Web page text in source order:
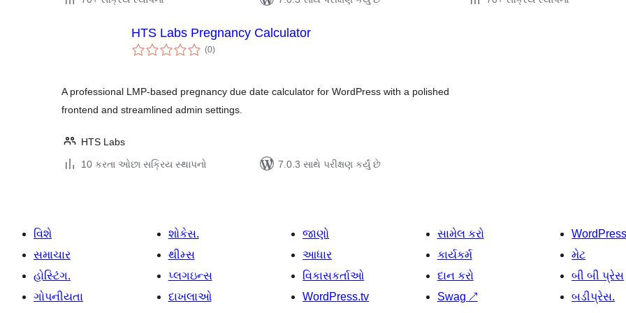
HTS Labs Pregnancy Calculator
(0કુલ
રેટિંગ્સ
)
A professional LMP-based pregnancy due date calculator for WordPress with a polished
frontend and streamlined admin settings.
HTS Labs
10 કરતા ઓછા સક્રિય સ્થાપનો
7.0.3 સાથે પરીક્ષણ કર્યું છે
વિશે
સમાચાર
હોસ્ટિંગ.
ગોપનીયતા
શોકેસ.
થીમ્સ
પ્લગઇન્સ
દાખલાઓ
જાણો
આધાર
વિકાસકર્તાઓ
WordPress.tv
સામેલ કરો
કાર્યકર્મ
દાન કરો
Swag ↗
મેટ
બી બી પ્રેસ
બડીપ્રેસ.